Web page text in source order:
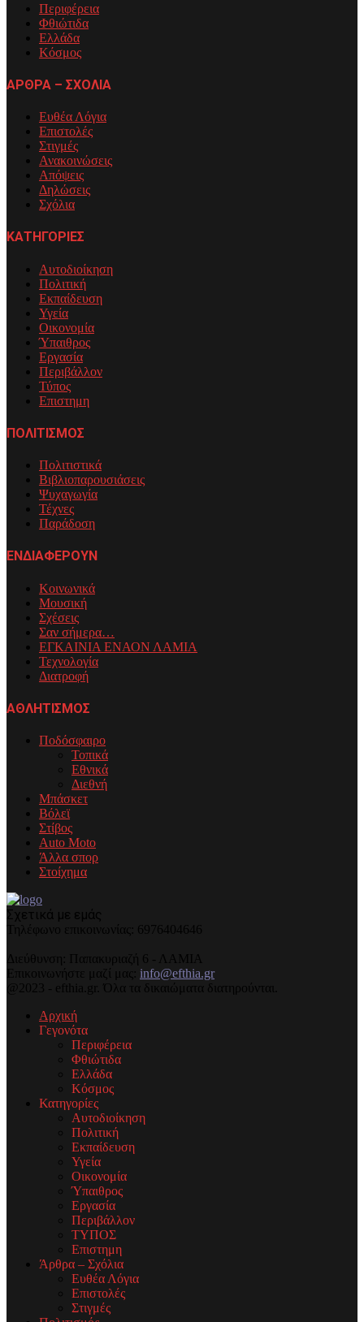
Περιφέρεια
Φθιώτιδα
Ελλάδα
Κόσμος
ΑΡΘΡΑ – ΣΧΟΛΙΑ
Ευθέα Λόγια
Επιστολές
Στιγμές
Ανακοινώσεις
Απόψεις
Δηλώσεις
Σχόλια
ΚΑΤΗΓΟΡΙΕΣ
Αυτοδιοίκηση
Πολιτική
Εκπαίδευση
Υγεία
Οικονομία
Ύπαιθρος
Εργασία
Περιβάλλον
Τύπος
Επιστημη
ΠΟΛΙΤΙΣΜΟΣ
Πολιτιστικά
Βιβλιοπαρουσιάσεις
Ψυχαγωγία
Τέχνες
Παράδοση
ΕΝΔΙΑΦΕΡΟΥΝ
Κοινωνικά
Μουσική
Σχέσεις
Σαν σήμερα…
ΕΓΚΑΙΝΙΑ ΕΝΑΟΝ ΛΑΜΙΑ
Τεχνολογία
Διατροφή
ΑΘΛΗΤΙΣΜΟΣ
Ποδόσφαιρο
Τοπικά
Εθνικά
Διεθνή
Μπάσκετ
Βόλεϊ
Στίβος
Auto Moto
Άλλα σπορ
Στοίχημα
Σχετικά με εμάς
Τηλέφωνo επικοινωνίας: 6976404646
Διεύθυνση: Παπακυριαζή 6 - ΛΑΜΙΑ
Επικοινωνήστε μαζί μας: info@efthia.gr
@2023 - efthia.gr. Όλα τα δικαιώματα διατηρούνται.
Αρχική
Γεγονότα
Περιφέρεια
Φθιώτιδα
Ελλάδα
Κόσμος
Κατηγορίες
Αυτοδιοίκηση
Πολιτική
Εκπαίδευση
Υγεία
Οικονομία
Ύπαιθρος
Εργασία
Περιβάλλον
ΤΥΠΟΣ
Επιστημη
Άρθρα – Σχόλια
Ευθέα Λόγια
Επιστολές
Στιγμές